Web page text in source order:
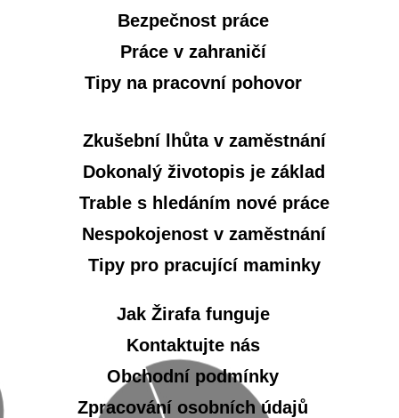
Bezpečnost práce
Práce v zahraničí
Tipy na pracovní pohovor
Zkušební lhůta v zaměstnání
Dokonalý životopis je základ
Trable s hledáním nové práce
Nespokojenost v zaměstnání
Tipy pro pracující maminky
Jak Žirafa funguje
Kontaktujte nás
Obchodní podmínky
Zpracování osobních údajů